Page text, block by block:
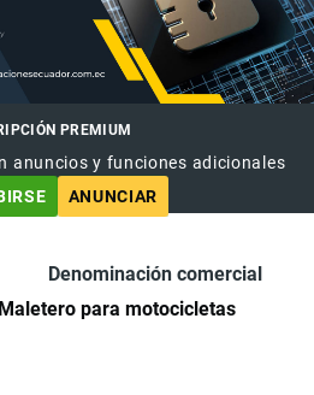
PREMIUM
anuncios y funciones adicionales
ANUNCIAR
Denominación comercial
Maletero para motocicletas